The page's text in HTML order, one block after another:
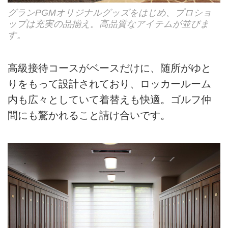
グランPGMオリジナルグッズをはじめ、プロショ
ップは充実の品揃え。高品質なアイテムが並びま
す。
高級接待コースがベースだけに、随所がゆと
りをもって設計されており、ロッカールーム
内も広々としていて着替えも快適。ゴルフ仲
間にも驚かれること請け合いです。